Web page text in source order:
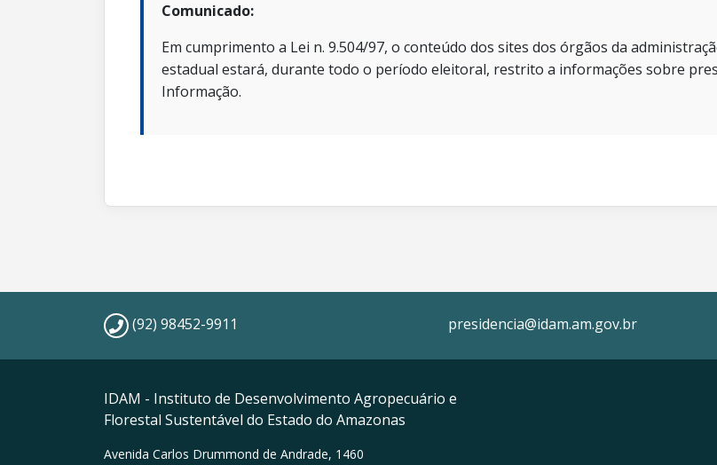
Comunicado:
Em cumprimento a Lei n. 9.504/97, o conteúdo dos sites dos órgãos da
estadual estará, durante todo o período eleitoral, restrito a informações sobre
Informação.
(92) 98452-9911 presidencia@idam.am.gov.br
IDAM - Instituto de Desenvolvimento Agropecuário e
Florestal Sustentável do Estado do Amazonas
Avenida Carlos Drummond de Andrade, 1460